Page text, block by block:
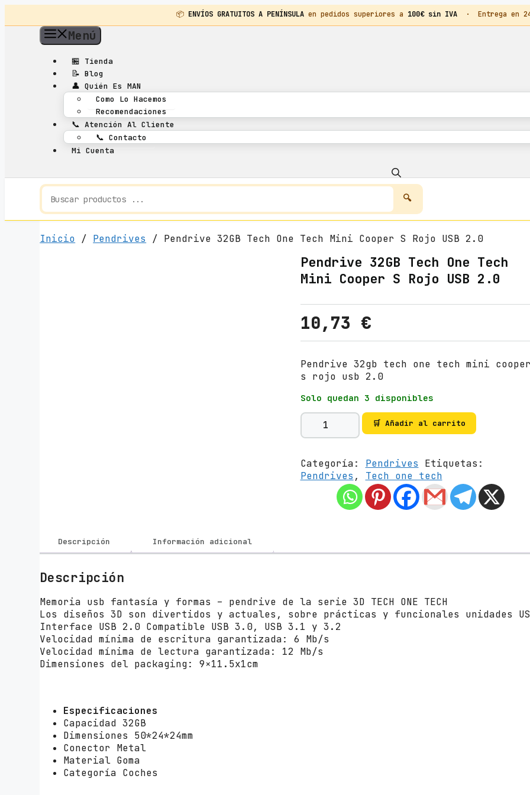
📦 ENVÍOS GRATUITOS A PENÍNSULA en pedidos superiores a 100€ sin IVA · Entrega en
Menú
🏪 Tienda
📝 Blog
👤 Quién Es MAN
Como Lo Hacemos
Recomendaciones
📞 Atención Al Cliente
📞 Contacto
Mi Cuenta
Inicio / Pendrives / Pendrive 32GB Tech One Tech Mini Cooper S Rojo USB 2.0
Pendrive 32GB Tech One Tech
Mini Cooper S Rojo USB 2.0
10,73 €
Pendrive 32gb tech one tech mini
s rojo usb 2.0
Solo quedan 3 disponibles
P
n
r
i
B
h
O
n
T
🛒 Añadir al carrito
Categoría: Pendrives
Etiquetas:
Pendrives , Tech one tech
Descripción Información adicional
Descripción
Memoria usb fantasía y formas – pendrive de la serie 3D TECH ONE TECH
Los diseños 3D son divertidos y actuales, sobre prácticas y funcionales unidades
Interface USB 2.0 Compatible USB 3.0, USB 3.1 y 3.2
Velocidad mínima de escritura garantizada: 6 Mb/s
Velocidad mínima de lectura garantizada: 12 Mb/s
Dimensiones del packaging: 9×11.5x1cm
Especificaciones
Capacidad 32GB
Dimensiones 50*24*24mm
Conector Metal
Material Goma
Categoría Coches